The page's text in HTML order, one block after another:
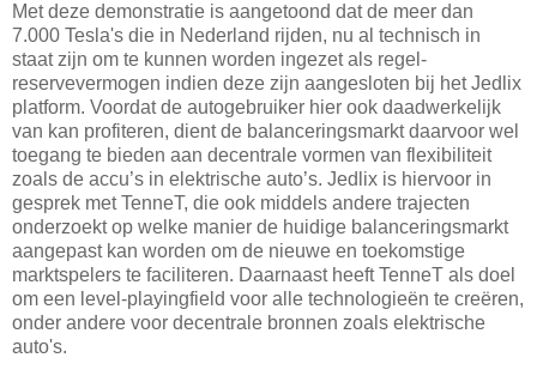
Met deze demonstratie is aangetoond dat de meer dan
7.000 Tesla's die in Nederland rijden, nu al technisch in
staat zijn om te kunnen worden ingezet als regel-
reservevermogen indien deze zijn aangesloten bij het Jedlix
platform. Voordat de autogebruiker hier ook daadwerkelijk
van kan profiteren, dient de balanceringsmarkt daarvoor wel
toegang te bieden aan decentrale vormen van flexibiliteit
zoals de accu’s in elektrische auto’s. Jedlix is hiervoor in
gesprek met TenneT, die ook middels andere trajecten
onderzoekt op welke manier de huidige balanceringsmarkt
aangepast kan worden om de nieuwe en toekomstige
marktspelers te faciliteren. Daarnaast heeft TenneT als doel
om een level-playingfield voor alle technologieën te creëren,
onder andere voor decentrale bronnen zoals elektrische
auto's.